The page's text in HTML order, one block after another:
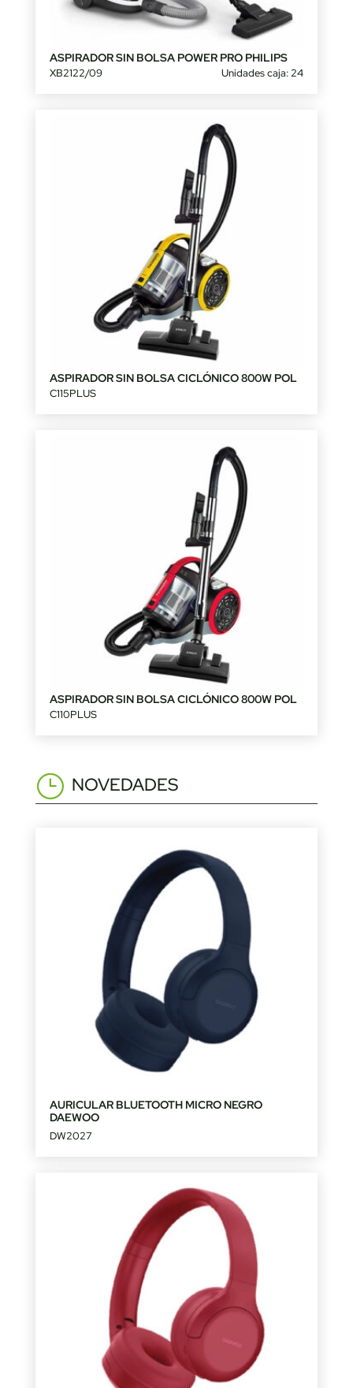
ASPIRADOR SIN BOLSA POWER PRO PHILIPS
XB2122/09 Unidades caja: 24
ASPIRADOR SIN BOLSA CICLÓNICO 800W POL
C115PLUS
ASPIRADOR SIN BOLSA CICLÓNICO 800W POL
C110PLUS
NOVEDADES
AURICULAR BLUETOOTH MICRO NEGRO
DAEWOO
DW2027